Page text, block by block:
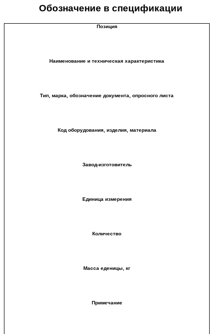
Обозначение в спецификации
Позиция
Наименование и техническая характеристика
Тип, марка, обозначение документа, опросного листа
Код оборудования, изделия, материала
Завод-изготовитель
Единица измерения
Количество
Масса еденицы, кг
Примечание